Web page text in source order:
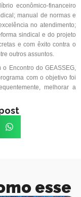
econômico-financeiro
manual de normas e
no atendimento;
sindical e do projeto
e com êxito contra o
outros assuntos.
Encontro do GEASSEG,
com o objetivo foi
melhorar a
esse